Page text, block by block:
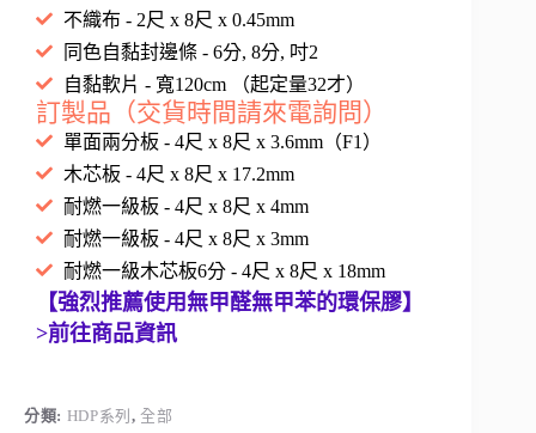
不織布 - 2尺 x 8尺 x 0.45mm
同色自黏封邊條 - 6分, 8分, 吋2
自黏軟片 - 寬120cm （起定量32才）
訂製品（交貨時間請來電詢問）
單面兩分板 - 4尺 x 8尺 x 3.6mm（F1）
木芯板 - 4尺 x 8尺 x 17.2mm
耐燃一級板 - 4尺 x 8尺 x 4mm
耐燃一級板 - 4尺 x 8尺 x 3mm
耐燃一級木芯板6分 - 4尺 x 8尺 x 18mm
【強烈推薦使用無甲醛無甲苯的環保膠】
>前往商品資訊
分類: HDP系列 ,全部